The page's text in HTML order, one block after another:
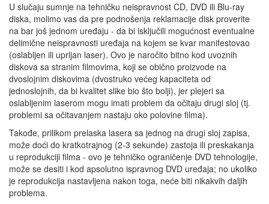
U slučaju sumnje na tehničku neispravnost CD, DVD ili Blu-ray
diska, molimo vas da pre podnošenja reklamacije disk proverite
na bar još jednom uređaju - da bi isključili mogućnost eventualne
delimične neispravnosti uređaja na kojem se kvar manifestovao
(oslabljen ili uprljan laser). Ovo je naročito bitno kod uvoznih
diskova sa stranim filmovima, koji se obično proizvode na
dvoslojnim diskovima (dvostruko većeg kapaciteta od
jednoslojnih, da bi kvalitet slike bio što bolji), jer plejeri sa
oslabljenim laserom mogu imati problem da očitaju drugi sloj (tj.
problemi sa očitavanjem nastaju oko polovine filma).
Takođe, prilikom prelaska lasera sa jednog na drugi sloj zapisa,
može doći do kratkotrajnog (2-3 sekunde) zastoja ili preskakanja
u reprodukciji filma - ovo je tehničko ograničenje DVD tehnologije,
može se desiti i kod apsolutno ispravnog DVD uređaja; no ukoliko
je reprodukcija nastavljena nakon toga, neće biti nikakvih daljih
problema.